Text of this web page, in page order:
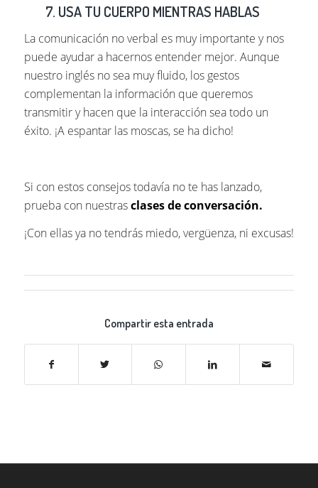
7. USA TU CUERPO MIENTRAS HABLAS
La comunicación no verbal es muy importante y nos
puede ayudar a hacernos entender mejor. Aunque
nuestro inglés no sea muy fluido, los gestos
complementan la información que queremos
transmitir y hacen que la interacción sea todo un
éxito. ¡A espantar las moscas, se ha dicho!
Si con estos consejos todavía no te has lanzado,
prueba con nuestrasclases de conversación.
¡Con ellas ya no tendrás miedo, vergüenza, ni excusas!
Compartir esta entrada